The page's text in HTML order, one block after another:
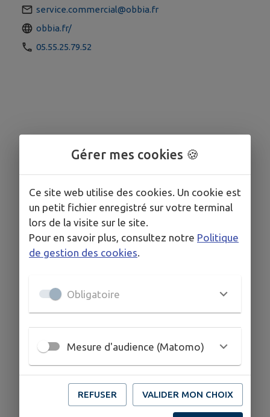
service.commercial@obbia.fr
obbia.fr/
05.55.25.79.52
Gérer mes cookies 🍪
Ce site web utilise des cookies. Un cookie est
un petit fichier enregistré sur votre terminal
lors de la visite sur le site.
Pour en savoir plus, consultez notre Politique
de gestion des cookies.
Obligatoire
Mesure d'audience (Matomo)
REFUSER VALIDER MON CHOIX